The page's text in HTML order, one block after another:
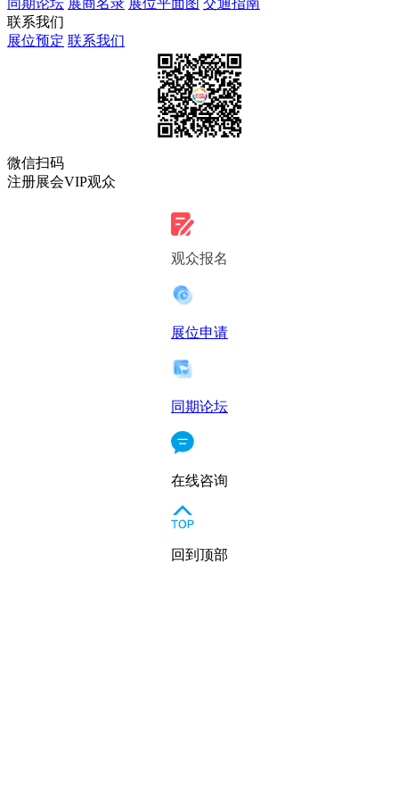
同期论坛 展商名录 展位平面图 交通指南
联系我们
展位预定 联系我们
微信扫码
注册展会VIP观众
观众报名
展位申请
同期论坛
在线咨询
回到顶部